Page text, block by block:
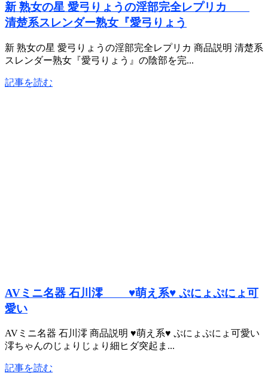
新 熟女の星 愛弓りょうの淫部完全レプリカ
清楚系スレンダー熟女『愛弓りょう
新 熟女の星 愛弓りょうの淫部完全レプリカ 商品説明 清楚系
スレンダー熟女『愛弓りょう』の陰部を完...
記事を読む
AVミニ名器 石川澪 ♥萌え系♥ ぷにょぷにょ可
愛い
AVミニ名器 石川澪 商品説明 ♥萌え系♥ ぷにょぷにょ可愛い
澪ちゃんのじょりじょり細ヒダ突起ま...
記事を読む